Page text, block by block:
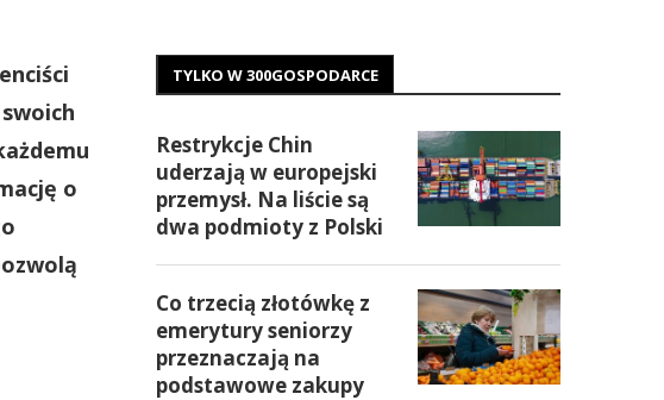
o
TYLKO W 300GOSPODARCE
Restrykcje Chin
uderzają w europejski
przemysł. Na liście są
dwa podmioty z Polski
Co trzecią złotówkę z
emerytury seniorzy
przeznaczają na
podstawowe zakupy